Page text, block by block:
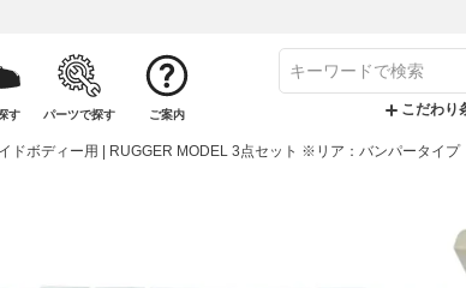
す パーツで探す ご案内 こだわり
ドボディー用 | RUGGER MODEL 3点セット ※リア：バンパータイプ